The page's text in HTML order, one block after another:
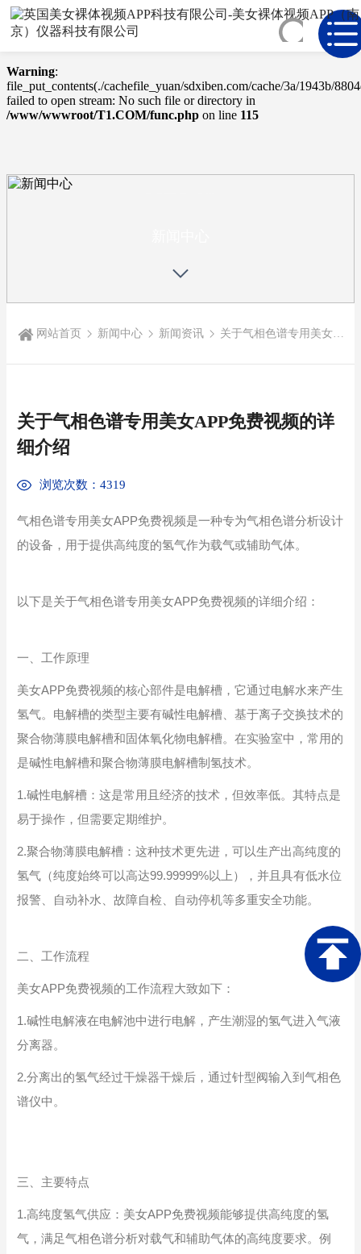
Warning: mkdir(): No space left on device in
/www/wwwroot/T1.COM/func.php
Warning:
file_put_contents(./cachefile_yuan/sdxiben.com/cache/3a/1943b/
failed to open stream: No such file or directory in
/www/wwwroot/T1.COM/func.php on line 115
网站首页 新闻中心 新闻资讯 关于气相色谱专用美女APP免费视频的详细介绍
关于气相色谱专用美女APP免费视频的详
细介绍
浏览次数：4319
气相色谱专用美女APP免费视频是一种专为气相色谱分析设计
的设备，用于提供高纯度的氢气作为载气或辅助气体。
以下是关于气相色谱专用美女APP免费视频的详细介绍：
一、工作原理
美女APP免费视频的核心部件是电解槽，它通过电解水来产生
氢气。电解槽的类型主要有碱性电解槽、基于离子交换技术的
聚合物薄膜电解槽和固体氧化物电解槽。在实验室中，常用的
是碱性电解槽和聚合物薄膜电解槽制氢技术。
1.碱性电解槽：这是常用且经济的技术，但效率低。其特点是
易于操作，但需要定期维护。
2.聚合物薄膜电解槽：这种技术更先进，可以生产出高纯度的
氢气（纯度始终可以高达99.99999%以上），并且具有低水位
报警、自动补水、故障自检、自动停机等多重安全功能。
二、工作流程
美女APP免费视频的工作流程大致如下：
1.碱性电解液在电解池中进行电解，产生潮湿的氢气进入气液
分离器。
2.分离出的氢气经过干燥器干燥后，通过针型阀输入到气相色
谱仪中。
三、主要特点
1.高纯度氢气供应：美女APP免费视频能够提供高纯度的氢
气，满足气相色谱分析对载气和辅助气体的高纯度要求。例